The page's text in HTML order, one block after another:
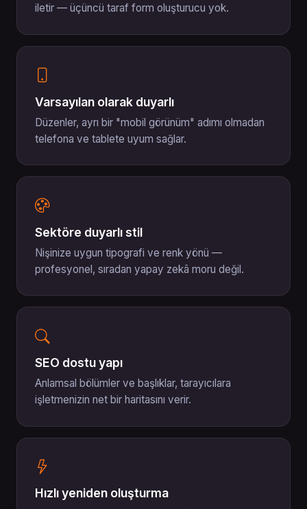
iletir — üçüncü taraf form oluşturucu yok.
Varsayılan olarak duyarlı
Düzenler, ayrı bir "mobil görünüm" adımı olmadan
telefona ve tablete uyum sağlar.
Sektöre duyarlı stil
Nişinize uygun tipografi ve renk yönü —
profesyonel, sıradan yapay zekâ moru değil.
SEO dostu yapı
Anlamsal bölümler ve başlıklar, tarayıcılara
işletmenizin net bir haritasını verir.
Hızlı yeniden oluşturma